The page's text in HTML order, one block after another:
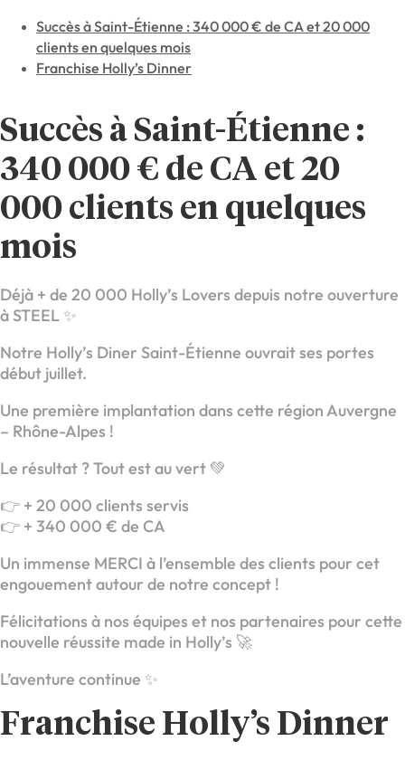
Succès à Saint-Étienne : 340 000 € de CA et 20 000
clients en quelques mois
Franchise Holly’s Dinner
Succès à Saint-Étienne :
340 000 € de CA et 20
000 clients en quelques
mois
Déjà + de 20 000 Holly’s Lovers depuis notre ouverture
à STEEL ✨
Notre Holly’s Diner Saint-Étienne ouvrait ses portes
début juillet.
Une première implantation dans cette région Auvergne
– Rhône-Alpes !
Le résultat ? Tout est au vert 💚
👉 + 20 000 clients servis
👉 + 340 000 € de CA
Un immense MERCI à l’ensemble des clients pour cet
engouement autour de notre concept !
Félicitations à nos équipes et nos partenaires pour cette
nouvelle réussite made in Holly’s 🚀
L’aventure continue ✨
Franchise Holly’s Dinner